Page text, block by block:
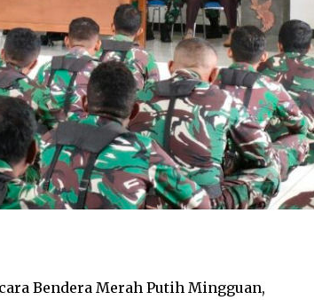
Bendera Merah Putih Mingguan,